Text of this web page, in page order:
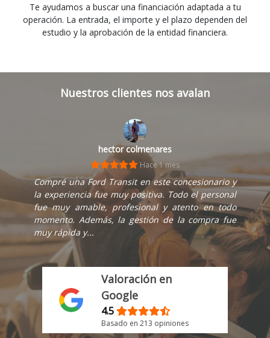
Te ayudamos a buscar una financiación adaptada a tu
operación. La entrada, el importe y el plazo dependen del
estudio y la aprobación de la entidad financiera.
Nuestros clientes nos avalan
hector colmenares
Hace 1 mes
Compré una Ford Transit en este concesionario y
la experiencia fue muy positiva. Todo el personal
fue muy amable, profesional y atento en todo
momento. Además, la gestión de la compra fue
muy rápida y...
Valoración en
Google
4.5
Basado en 213 opiniones